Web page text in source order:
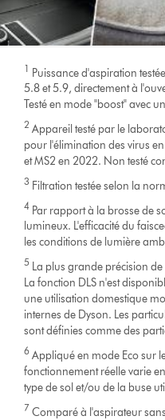
1 Puissance d'aspiration
5.8 et 5.9, directement à
Testé en mode "boost" avec
2 Appareil testé par le
pour l'élimination des virus
et MS2 en 2022. Non testé
3 Filtration testée selon la
4 Par rapport à la brosse de
lumineux. L'efficacité du
les conditions de lumière
5 La plus grande précision
La fonction DLS n'est
une utilisation domestique
internes de Dyson. Les
sont définies comme des
6 Appliqué en mode Eco sur
fonctionnement réelle varie
type de sol et/ou de la buse
7 Comparé à l'aspirateur